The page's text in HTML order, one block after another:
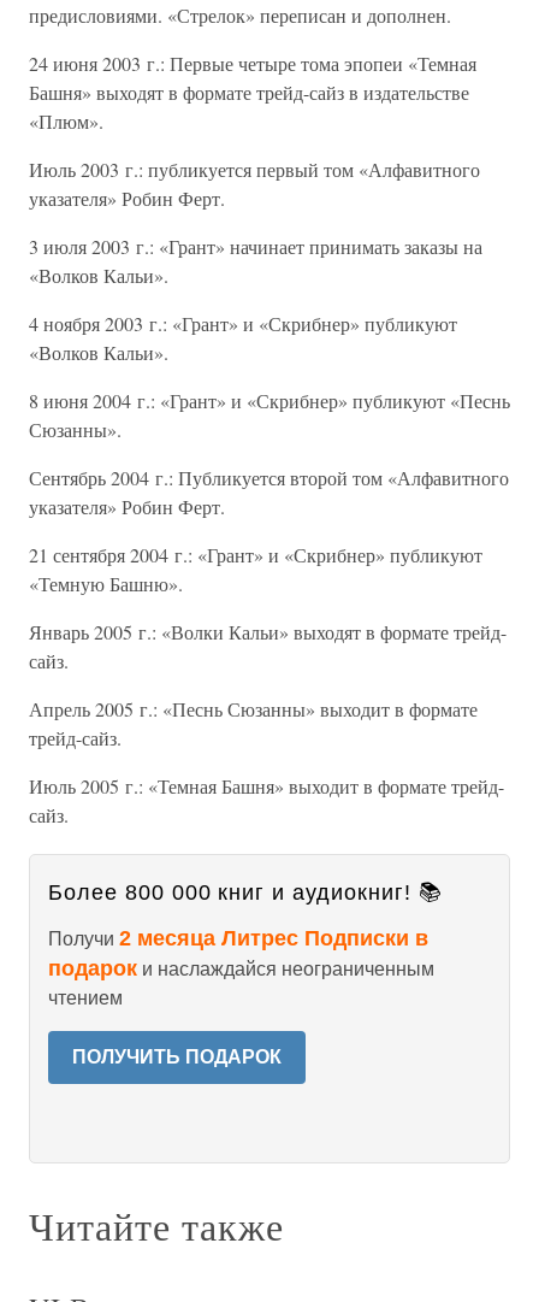
предисловиями. «Стрелок» переписан и дополнен.
24 июня 2003 г.: Первые четыре тома эпопеи «Темная
Башня» выходят в формате трейд-сайз в издательстве
«Плюм».
Июль 2003 г.: публикуется первый том «Алфавитного
указателя» Робин Ферт.
3 июля 2003 г.: «Грант» начинает принимать заказы на
«Волков Кальи».
4 ноября 2003 г.: «Грант» и «Скрибнер» публикуют
«Волков Кальи».
8 июня 2004 г.: «Грант» и «Скрибнер» публикуют «Песнь
Сюзанны».
Сентябрь 2004 г.: Публикуется второй том «Алфавитного
указателя» Робин Ферт.
21 сентября 2004 г.: «Грант» и «Скрибнер» публикуют
«Темную Башню».
Январь 2005 г.: «Волки Кальи» выходят в формате трейд-
сайз.
Апрель 2005 г.: «Песнь Сюзанны» выходит в формате
трейд-сайз.
Июль 2005 г.: «Темная Башня» выходит в формате трейд-
сайз.
Более 800 000 книг и аудиокниг! 📚
Получи 2 месяца Литрес Подписки в
подарок и наслаждайся неограниченным
чтением
ПОЛУЧИТЬ ПОДАРОК
Читайте также